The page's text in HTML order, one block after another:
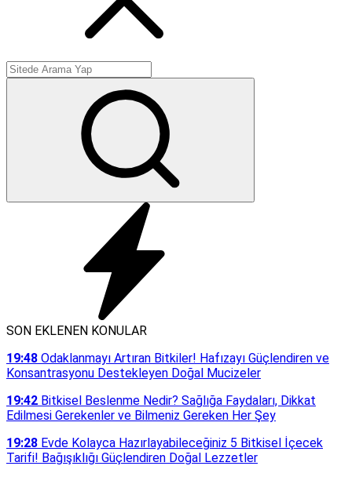
SON EKLENEN KONULAR
19:48 Odaklanmayı Artıran Bitkiler! Hafızayı Güçlendiren ve
Konsantrasyonu Destekleyen Doğal Mucizeler
19:42 Bitkisel Beslenme Nedir? Sağlığa Faydaları, Dikkat
Edilmesi Gerekenler ve Bilmeniz Gereken Her Şey
19:28 Evde Kolayca Hazırlayabileceğiniz 5 Bitkisel İçecek
Tarifi! Bağışıklığı Güçlendiren Doğal Lezzetler